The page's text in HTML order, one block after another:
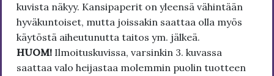
kuvista näkyy. Kansipaperit on yleensä vähintään
hyväkuntoiset, mutta joissakin saattaa olla myös
käytöstä aiheutunutta taitos ym. jälkeä.
HUOM! Ilmoituskuvissa, varsinkin 3. kuvassa
saattaa valo heijastaa molemmin puolin tuotteen